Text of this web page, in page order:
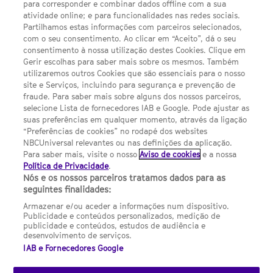
Política de privacidade
Sobre nós
Termos E Condições
Preferências de cookies
FILMES
UMA DIVISÃO DA NBCUNIVERSAL
Contact us by email: contact.SYFYPortugal@ncbuni.com
NBC Universal Global Networks España S.L.U. is wholly owned
by Universal Studios International BV
NBC Universal Global Networks, S.L.U. Paseo de la Castellana,
95. Planta 10 Edificio Torre Europa 28046 Madrid B-82227893
SYFY Portugal is subject to Spanish jurisdiction and regulated
(CNMC).
para corresponder e combinar dados offline com a sua
atividade online; e para funcionalidades nas redes sociais.
Partilhamos estas informações com parceiros selecionados,
com o seu consentimento. Ao clicar em “Aceito”, dá o seu
consentimento à nossa utilização destes Cookies. Clique em
Gerir escolhas para saber mais sobre os mesmos. Também
utilizaremos outros Cookies que são essenciais para o nosso
site e Serviços, incluindo para segurança e prevenção de
fraude. Para saber mais sobre alguns dos nossos parceiros,
selecione Lista de fornecedores IAB e Google. Pode ajustar as
suas preferências em qualquer momento, através da ligação
“Preferências de cookies” no rodapé dos websites
NBCUniversal relevantes ou nas definições da aplicação.
Para saber mais, visite o nossoAviso de cookies e a nossa
Política de Privacidade.
Nós e os nossos parceiros tratamos dados para as
seguintes finalidades:
Armazenar e/ou aceder a informações num dispositivo.
Publicidade e conteúdos personalizados, medição de
publicidade e conteúdos, estudos de audiência e
desenvolvimento de serviços.
IAB e Fornecedores Google